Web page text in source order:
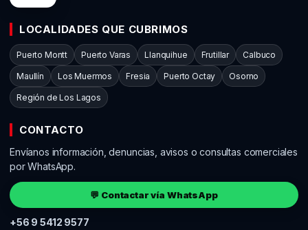
LOCALIDADES QUE CUBRIMOS
Puerto Montt Puerto Varas Llanquihue Frutillar Calbuco
Maullín Los Muermos Fresia Puerto Octay Osorno
Región de Los Lagos
CONTACTO
Envíanos información, denuncias, avisos o consultas comerciales
por WhatsApp.
💬 Contactar vía WhatsApp
+56 9 5412 9577